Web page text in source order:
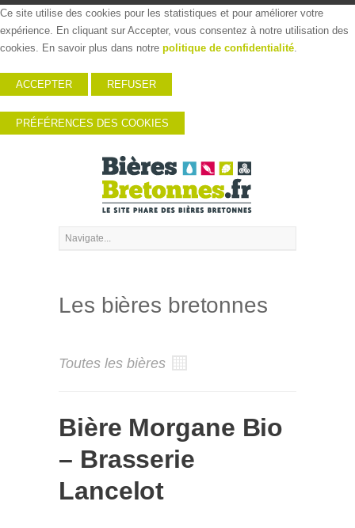
Ce site utilise des cookies pour les statistiques et pour améliorer votre
expérience. En cliquant sur Accepter, vous consentez à notre utilisation des
cookies. En savoir plus dans notre politique de confidentialité.
ACCEPTER REFUSER
PRÉFÉRENCES DES COOKIES
Les bières bretonnes
Toutes les bières
Bière Morgane Bio
– Brasserie
Lancelot